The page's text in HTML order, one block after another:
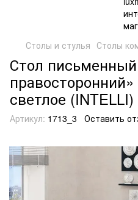
Столы и стулья Столы
Стол
светлое (INTELLI)
Артикул: 1713_3 Оставить